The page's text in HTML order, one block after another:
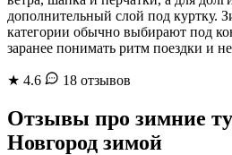
дополнительный слой под куртку.
категории обычно выбирают под
заранее понимать ритм поездки и
★ 4.6 18 отзывов
Отзывы про зимние
Новгород зимой